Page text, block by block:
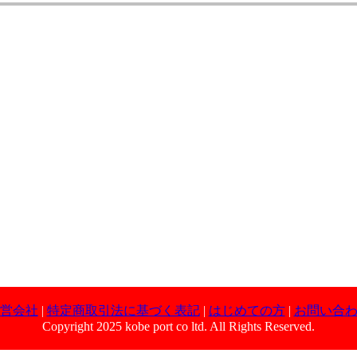
会社 | 特定商取引法に基づく表記| はじめての方| お問い合
Copyright 2025 kobe port co ltd. All Rights Reserved.